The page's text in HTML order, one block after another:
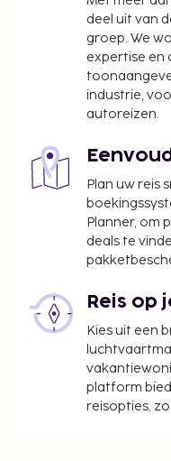
De
schoongemaakt.
Contacloos
uitchecken zijn
deel uit van
groep. We
expertise en
industrie,
autoreizen.
Plan uw reis
Planner, om
deals te
Reis op
Kies uit een
platform
reisopties,